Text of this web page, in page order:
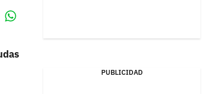
PUBLICIDAD